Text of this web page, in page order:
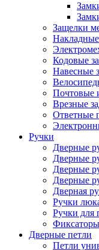
Защелки
Кодовые
Навесные
Почтовые
Врезные
Ответные
Ручки
Дверные
Дверные
Дверные
Дверные
Дверная
Ручки
Ручки для
Дверные петли
Петли